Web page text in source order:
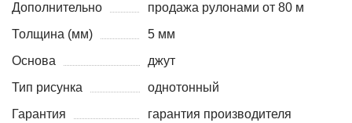
Дополнительно
продажа рулонами от 80 м
Толщина (мм)
5 мм
Основа
джут
Тип рисунка
однотонный
Гарантия
гарантия производителя